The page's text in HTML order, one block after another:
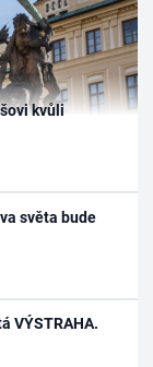
kvůli
světa bude
VÝSTRAHA.